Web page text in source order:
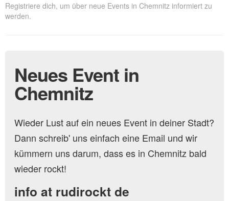
Login
Registriere dich, um über neue Events in Chemnitz informiert zu
werden.
Neues Event in
Chemnitz
Wieder Lust auf ein neues Event in deiner Stadt?
Dann schreib' uns einfach eine Email und wir
kümmern uns darum, dass es in Chemnitz bald
wieder rockt!
info at rudirockt de